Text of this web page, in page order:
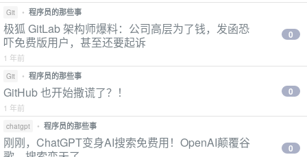
Git • 程序员的那些事
极狐 GitLab 架构师爆料：公司高层为了钱，发函恐
吓免费版用户，甚至还要起诉
1 年前
0
Git • 程序员的那些事
GitHub 也开始撒谎了？！
1 年前
0
chatgpt • 程序员的那些事
刚刚，ChatGPT变身AI搜索免费用！OpenAI颠覆谷
0